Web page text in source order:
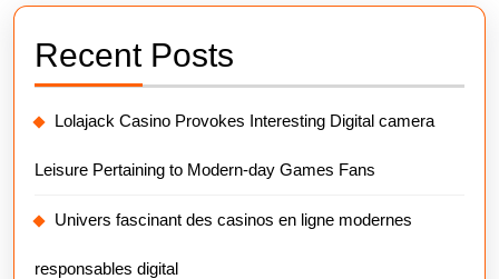
Recent Posts
Lolajack Casino Provokes Interesting Digital camera
Leisure Pertaining to Modern-day Games Fans
Univers fascinant des casinos en ligne modernes
responsables digital